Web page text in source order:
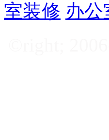
室装修 办公